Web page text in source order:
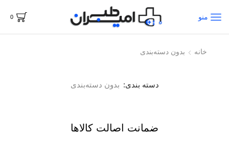
منو 0
خانه بدون دسته‌بندی
دسته بندی: بدون دسته‌بندی
ضمانت اصالت کالاها